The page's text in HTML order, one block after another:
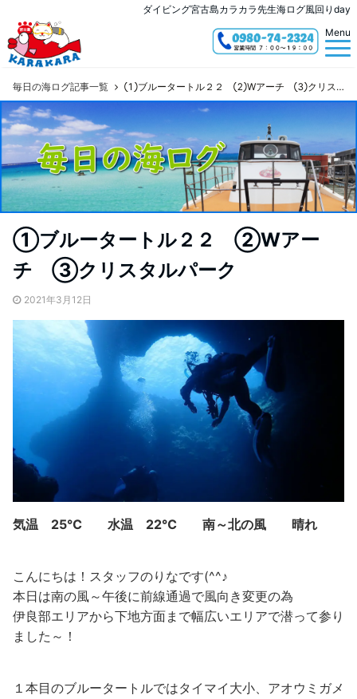
ダイビング宮古島カラカラ先生海ログ風回りday
Menu
毎日の海ログ記事一覧 ①ブルータートル２２ ②Wアーチ ③クリスタルパーク
①ブルータートル２２ ②Wアー
チ ③クリスタルパーク
2021年3月12日
気温 25℃ 水温 22℃ 南～北の風 晴れ
こんにちは！スタッフのりなです(^^♪
本日は南の風～午後に前線通過で風向き変更の為
伊良部エリアから下地方面まで幅広いエリアで潜って参り
ました～！
１本目のブルータートルではタイマイ大小、アオウミガメ